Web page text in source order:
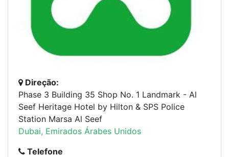
Direção:
Phase 3 Building 35 Shop No. 1 Landmark - Al
Seef Heritage Hotel by Hilton & SPS Police
Station Marsa Al Seef
Dubai, Emirados Árabes Unidos
Telefone